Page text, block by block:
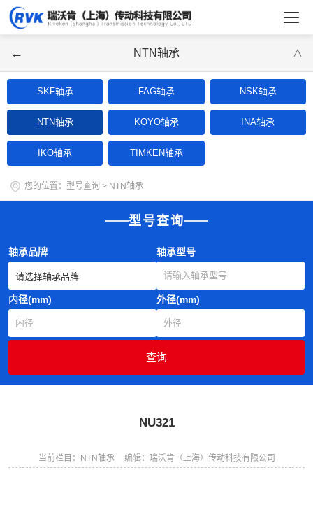
← NTN轴承 ∨
SKF轴承 FAG轴承 NSK轴承
NTN轴承 KOYO轴承 INA轴承
IKO轴承 TIMKEN轴承
您的位置： 型号查询 > NTN轴承
型号查询
轴承品牌 轴承型号
内径(mm) 外径(mm)
NU321
当前栏目：NTN轴承 编辑：瑞沃肯（上海）传动科技有限公司